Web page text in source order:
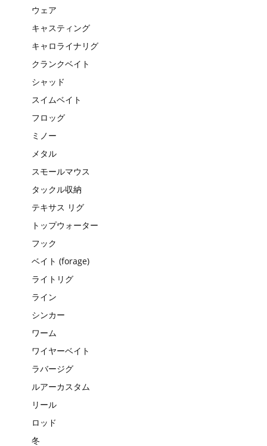
ウェア
キャスティング
キャロライナリグ
クランクベイト
シャッド
スイムベイト
フロッグ
ミノー
メタル
スモールマウス
タックル収納
テキサス リグ
トップウォーター
フック
ベイト (forage)
ライトリグ
ライン
シンカー
ワーム
ワイヤーベイト
ラバージグ
ルアーカスタム
リール
ロッド
冬